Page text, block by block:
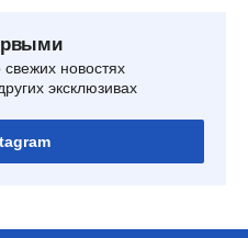
новостях
эксклюзивах